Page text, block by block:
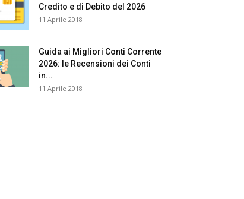
Credito e di Debito del 2026
11 Aprile 2018
Guida ai Migliori Conti Corrente
2026: le Recensioni dei Conti
in...
11 Aprile 2018